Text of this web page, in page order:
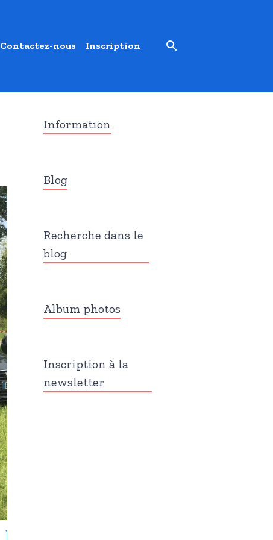
Contactez-nous Inscription
Information
Blog
Recherche dans le
blog
Album photos
Inscription à la
newsletter